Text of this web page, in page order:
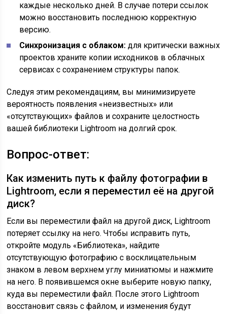
каждые несколько дней. В случае потери ссылок
можно восстановить последнюю корректную
версию.
Синхронизация с облаком: для критически важных
проектов храните копии исходников в облачных
сервисах с сохранением структуры папок.
Следуя этим рекомендациям, вы минимизируете
вероятность появления «неизвестных» или
«отсутствующих» файлов и сохраните целостность
вашей библиотеки Lightroom на долгий срок.
Вопрос-ответ:
Как изменить путь к файлу фотографии в
Lightroom, если я переместил её на другой
диск?
Если вы переместили файл на другой диск, Lightroom
потеряет ссылку на него. Чтобы исправить путь,
откройте модуль «Библиотека», найдите
отсутствующую фотографию с восклицательным
знаком в левом верхнем углу миниатюмы и нажмите
на него. В появившемся окне выберите новую папку,
куда вы переместили файл. После этого Lightroom
восстановит связь с файлом, и изменения будут